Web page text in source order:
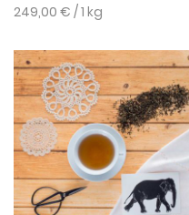
249,00 € / 1 kg